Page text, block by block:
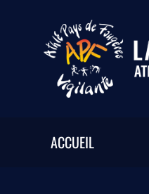
contenu
ACCUEIL